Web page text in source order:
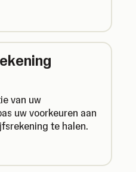
van uw
uw voorkeuren aan
te halen.